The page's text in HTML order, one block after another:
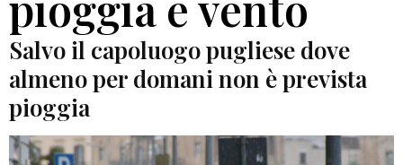
Salvo il capoluogo pugliese dove
almeno per domani non è prevista
pioggia